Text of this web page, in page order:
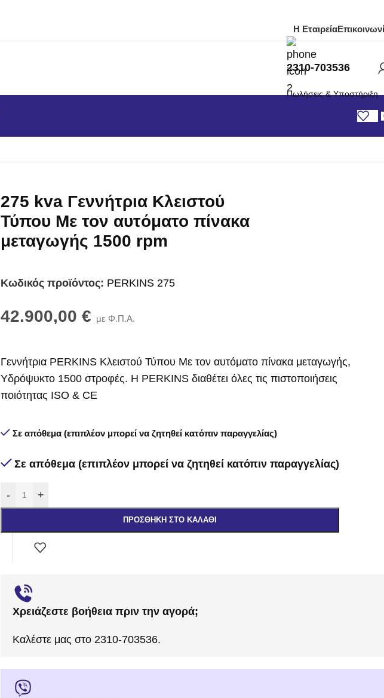
Η Εταιρεία
2310-703536
Πωλήσεις & Υποστήριξη
275 kva Γεννήτρια Κλειστού
Τύπου Με τον αυτόματο πίνακα
μεταγωγής 1500 rpm
Κωδικός προϊόντος: PERKINS 275
42.900,00 € με Φ.Π.Α.
Γεννήτρια PERKINS Κλειστού Τύπου Με τον αυτόματο πίνακα μεταγωγής,
Υδρόψυκτο 1500 στροφές. Η PERKINS διαθέτει όλες τις πιστοποιήσεις
ποιότητας ISO & CE
Σε απόθεμα (επιπλέον μπορεί να ζητηθεί κατόπιν παραγγελίας)
Σε απόθεμα (επιπλέον μπορεί να ζητηθεί κατόπιν παραγγελίας)
- +
ΠΡΟΣΘΉΚΗ ΣΤΟ ΚΑΛΆΘΙ
Χρειάζεστε βοήθεια πριν την αγορά;
Καλέστε μας στο 2310-703536.